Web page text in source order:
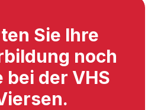
Sie Ihre
noch
bei der VHS